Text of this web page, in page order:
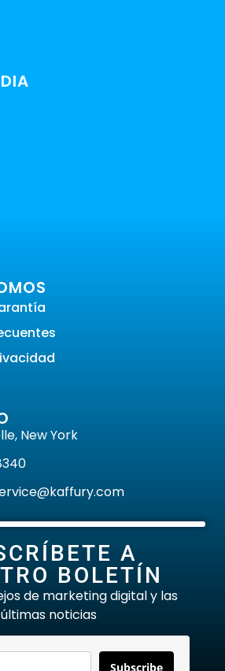
New York
A
BOLETÍN
de marketing digital y las
últimas noticias
Subscribe